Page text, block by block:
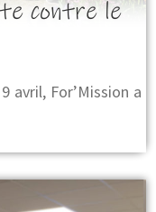
contre le
avril, For’Mission a